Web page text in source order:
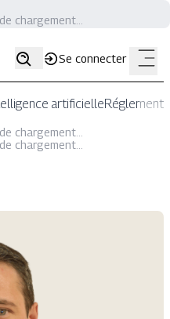
chargement...
Se connecter
artificielle
chargement...
chargement...